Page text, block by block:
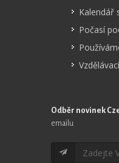
Kalendář
Počasí
Odběr novinek
emailu